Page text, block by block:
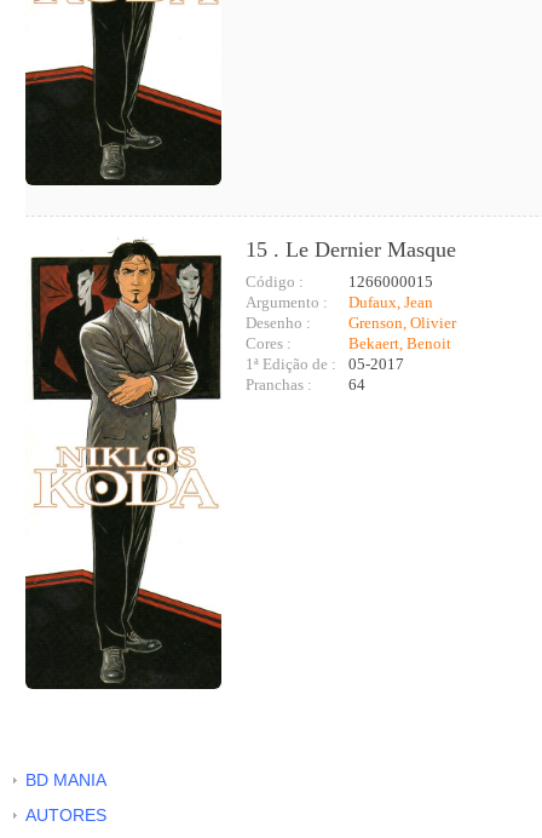
15 . Le Dernier Masque
Código :
1266000015
Argumento :
Dufaux, Jean
Desenho :
Grenson, Olivier
Cores :
Bekaert, Benoit
1ª Edição de :
05-2017
Pranchas :
64
BD MANIA
AUTORES